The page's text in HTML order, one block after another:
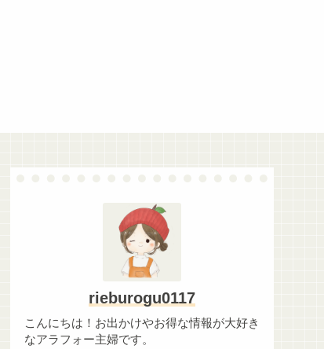
rieburogu0117
こんにちは！お出かけやお得な情報が大好き
なアラフォー主婦です。